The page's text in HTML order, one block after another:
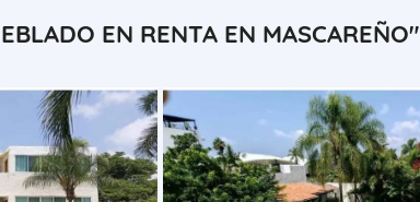
EN RENTA EN MASCAREÑO"